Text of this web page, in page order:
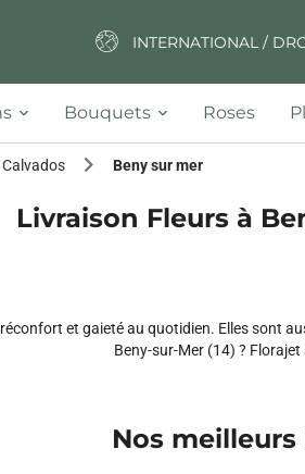
INTERNATIONAL /
Bouquets Roses
Calvados Beny sur mer
Livraison Fleurs à
et gaieté au quotidien. Elles sont
Beny-sur-Mer (14) ? Florajet
Nos